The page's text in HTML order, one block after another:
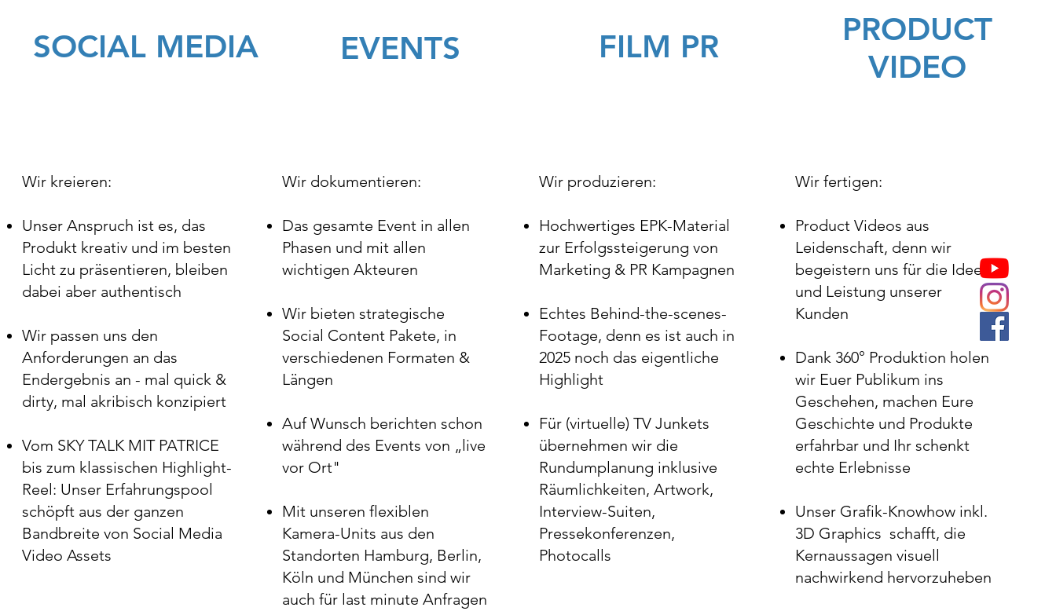
SOCIAL MEDIA
Wir kreieren:
Unser Anspruch ist es, das
Produkt kreativ und im besten
Licht zu präsentieren, bleiben
dabei aber authentisch
Wir passen uns den
Anforderungen an das
Endergebnis an - mal quick &
dirty, mal akribisch konzipiert
Vom SKY TALK MIT PATRICE
bis zum klassischen Highlight-
Reel: Unser Erfahrungspool
schöpft aus der ganzen
Bandbreite von Social Media
Video Assets
EVENTS
Wir dokumentieren:
Das gesamte Event in allen
Phasen und mit allen
wichtigen Akteuren
Wir bieten strategische
Social Content Pakete, in
verschiedenen Formaten &
Längen
Auf Wunsch berichten schon
während des Events von „live
vor Ort"
Mit unseren flexiblen
Kamera-Units aus den
Standorten Hamburg, Berlin,
Köln und München sind wir
auch für last minute Anfragen
FILM PR
​Wir produzieren:
Hochwertiges EPK-Material
zur Erfolgssteigerung von
Marketing & PR Kampagnen
Echtes Behind-the-scenes-
Footage, denn es ist auch in
2025 noch das eigentliche
Highlight
Für (virtuelle) TV Junkets
übernehmen wir die
Rundumplanung inklusive
Räumlichkeiten, Artwork,
Interview-Suiten,
Pressekonferenzen,
Photocalls
PRODUCT
VIDEO
​Wir fertigen:
Product Videos aus
Leidenschaft, denn wir
begeistern uns für die Ideen
und Leistung unserer
Kunden
Dank 360° Produktion holen
wir Euer Publikum ins
Geschehen, machen Eure
Geschichte und Produkte
erfahrbar und Ihr schenkt
echte Erlebnisse
Unser Grafik-Knowhow inkl.
3D Graphics schafft, die
Kernaussagen visuell
nachwirkend hervorzuheben